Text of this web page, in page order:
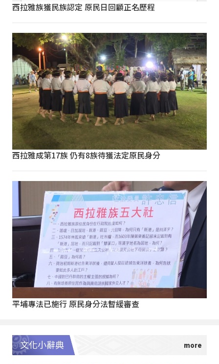
西拉雅族獲民族認定 原民日回顧正名歷程
西拉雅成第17族 仍有8族待獲法定原民身分
平埔專法已施行 原民身分法暫緩審查
文化小辭典